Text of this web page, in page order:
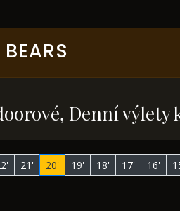
Denní výlety
21' 20' 19' 18' 17' 16'